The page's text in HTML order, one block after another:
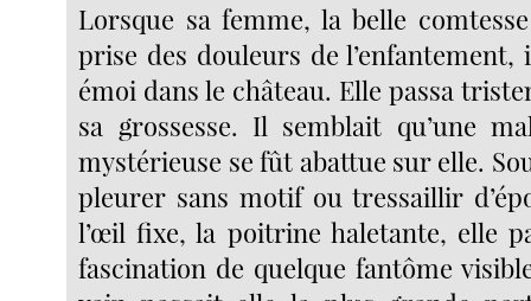
Lorsque sa femme, la belle
prise des douleurs de
émoi dans le château. Elle passa
sa grossesse. Il semblait qu’une
mystérieuse se fût abattue sur elle.
pleurer sans motif ou tressaillir
l’œil fixe, la poitrine haletante, elle
fascination de quelque fantôme